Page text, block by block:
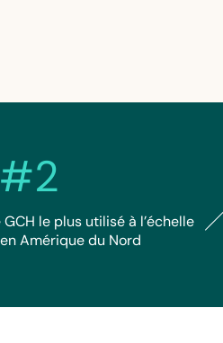
#2
le plus utilisé à l’échelle
Amérique du Nord